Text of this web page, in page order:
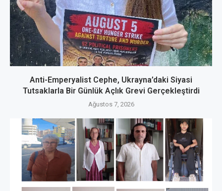
Anti-Emperyalist Cephe, Ukrayna’daki Siyasi
Tutsaklarla Bir Günlük Açlık Grevi Gerçekleştirdi
Ağustos 7, 2026